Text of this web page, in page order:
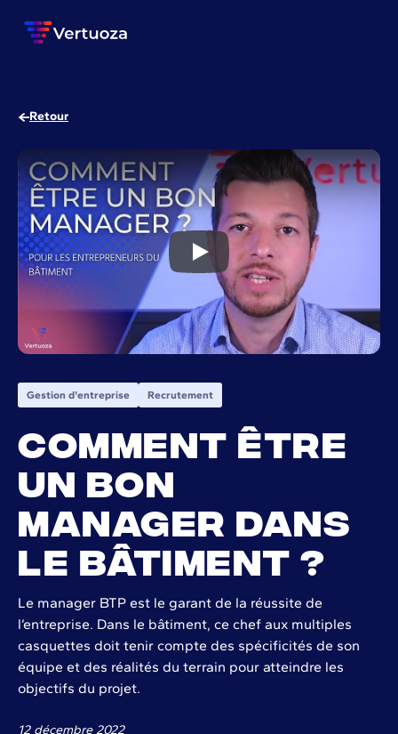
Retour
Comment être un bon
Gestion d'entreprise Recrutement
Comment être
un bon
manager dans
le bâtiment ?
Le manager BTP est le garant de la réussite de
l’entreprise. Dans le bâtiment, ce chef aux multiples
casquettes doit tenir compte des spécificités de son
équipe et des réalités du terrain pour atteindre les
objectifs du projet.
12 décembre 2022